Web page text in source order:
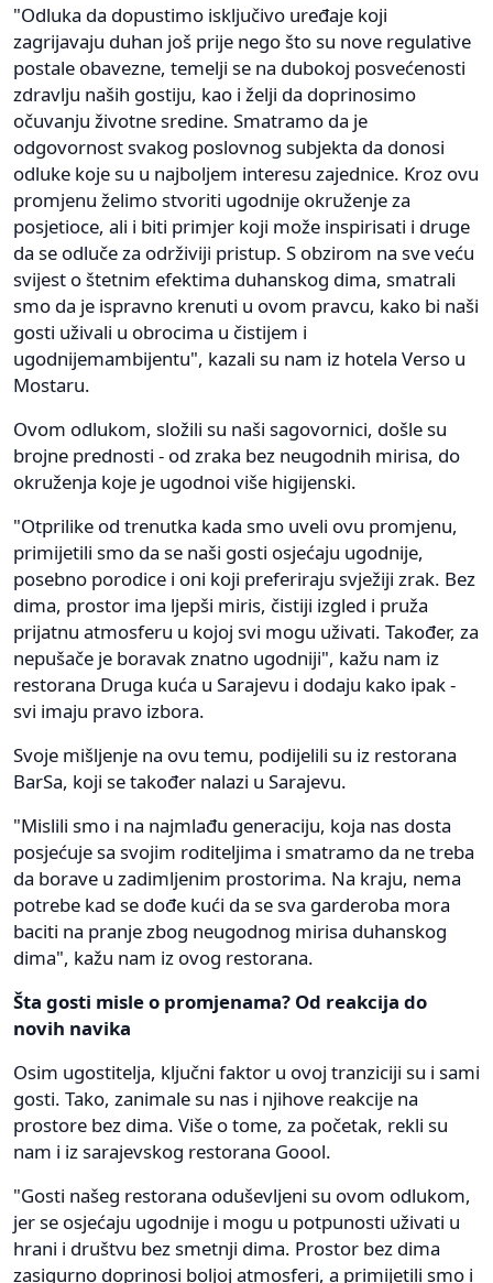
"Odluka da dopustimo isključivo uređaje koji
zagrijavaju duhan još prije nego što su nove regulative
postale obavezne, temelji se na dubokoj posvećenosti
zdravlju naših gostiju, kao i želji da doprinosimo
očuvanju životne sredine. Smatramo da je
odgovornost svakog poslovnog subjekta da donosi
odluke koje su u najboljem interesu zajednice. Kroz ovu
promjenu želimo stvoriti ugodnije okruženje za
posjetioce, ali i biti primjer koji može inspirisati i druge
da se odluče za održiviji pristup. S obzirom na sve veću
svijest o štetnim efektima duhanskog dima, smatrali
smo da je ispravno krenuti u ovom pravcu, kako bi naši
gosti uživali u obrocima u čistijem i
ugodnijemambijentu", kazali su nam iz hotela Verso u
Mostaru.
Ovom odlukom, složili su naši sagovornici, došle su
brojne prednosti - od zraka bez neugodnih mirisa, do
okruženja koje je ugodnoi više higijenski.
"Otprilike od trenutka kada smo uveli ovu promjenu,
primijetili smo da se naši gosti osjećaju ugodnije,
posebno porodice i oni koji preferiraju svježiji zrak. Bez
dima, prostor ima ljepši miris, čistiji izgled i pruža
prijatnu atmosferu u kojoj svi mogu uživati. Također, za
nepušače je boravak znatno ugodniji", kažu nam iz
restorana Druga kuća u Sarajevu i dodaju kako ipak -
svi imaju pravo izbora.
Svoje mišljenje na ovu temu, podijelili su iz restorana
BarSa, koji se također nalazi u Sarajevu.
"Mislili smo i na najmlađu generaciju, koja nas dosta
posjećuje sa svojim roditeljima i smatramo da ne treba
da borave u zadimljenim prostorima. Na kraju, nema
potrebe kad se dođe kući da se sva garderoba mora
baciti na pranje zbog neugodnog mirisa duhanskog
dima", kažu nam iz ovog restorana.
Šta gosti misle o promjenama? Od reakcija do
novih navika
Osim ugostitelja, ključni faktor u ovoj tranziciji su i sami
gosti. Tako, zanimale su nas i njihove reakcije na
prostore bez dima. Više o tome, za početak, rekli su
nam i iz sarajevskog restorana Goool.
"Gosti našeg restorana oduševljeni su ovom odlukom,
jer se osjećaju ugodnije i mogu u potpunosti uživati u
hrani i društvu bez smetnji dima. Prostor bez dima
zasigurno doprinosi boljoj atmosferi, a primijetili smo i